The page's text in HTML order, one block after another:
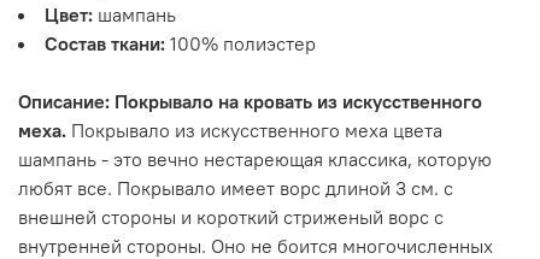
Цвет: шампань
Состав ткани: 100% полиэстер
Описание: Покрывало на кровать из искусственного
меха. Покрывало из искусственного меха цвета
шампань - это вечно нестареющая классика, которую
любят все. Покрывало имеет ворс длиной 3 см. с
внешней стороны и короткий стриженый ворс с
внутренней стороны. Оно не боится многочисленных